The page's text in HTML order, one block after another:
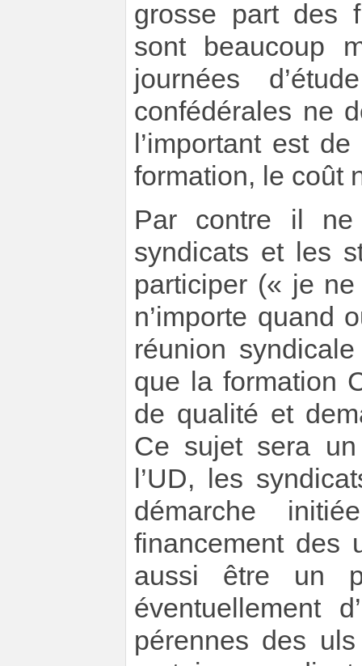
grosse part des
sont beaucoup
journées
confédérales ne
l’important est
formation, le coût
Par contre il ne
syndicats et les
participer (« je
n’importe quand
réunion
que la formation
de qualité et
Ce sujet sera
l’UD, les
démarche
financement des
aussi être un
éventuellement
pérennes des